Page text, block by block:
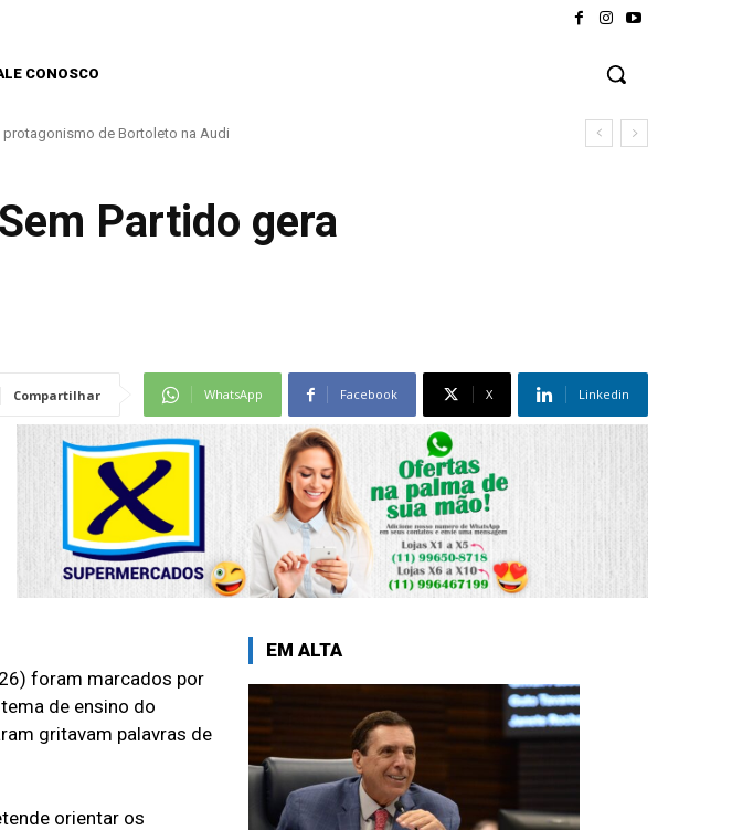
CONOSCO
em alusão ao Dia Mundial do Pedestre
Partido gera
Compartilhar WhatsApp Facebook X Linkedin
foram marcados por
de ensino do
gritavam palavras de
orientar os
EM ALTA